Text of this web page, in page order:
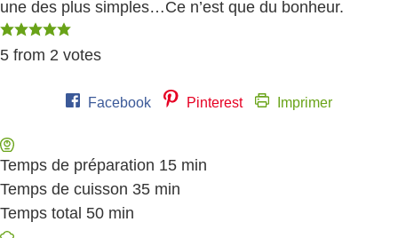
une des plus simples…Ce n’est que du bonheur.
5 from 2 votes
Facebook Pinterest Imprimer
Temps de préparation 15 minutes
min
Temps de cuisson 35 minutes
min
Temps total 50 minutes
min